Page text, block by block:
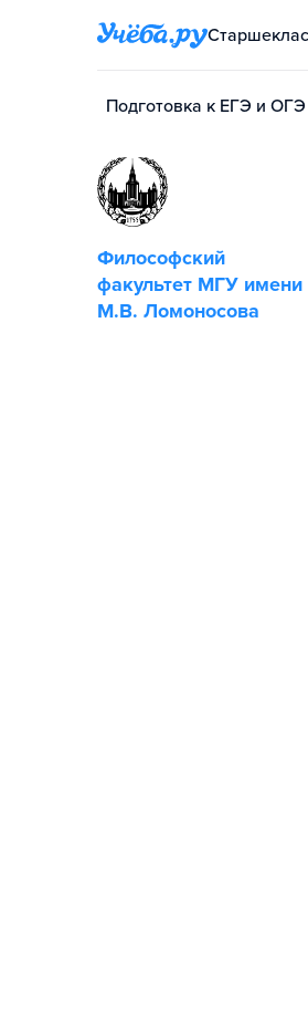
Подготовка к ЕГЭ и ОГЭ
Философский
факультет МГУ имени
М.В. Ломоносова